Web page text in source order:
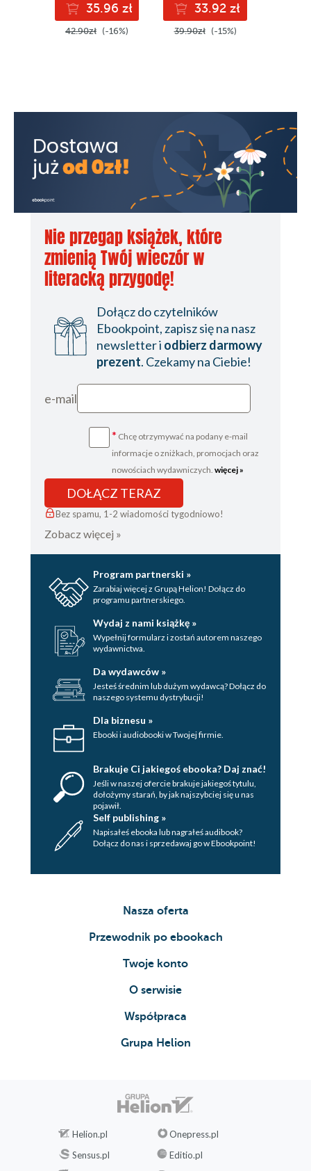
35.96 zł
42.90zł (-16%)
33.92 zł
39.90zł (-15%)
Nie przegap książek, które
zmienią Twój wieczór w
literacką przygodę!
Dołącz do czytelników
Ebookpoint, zapisz się na nasz
newsletter i odbierz darmowy
prezent. Czekamy na Ciebie!
e-mail
* Chcę otrzymywać na podany e-mail
informacje o zniżkach, promocjach oraz
nowościach wydawniczych. więcej »
DOŁĄCZ TERAZ
Bez spamu, 1-2 wiadomości tygodniowo!
Zobacz więcej »
Program partnerski »
Zarabiaj więcej z Grupą Helion! Dołącz do
programu partnerskiego.
Wydaj z nami książkę »
Wypełnij formularz i zostań autorem naszego
wydawnictwa.
Da wydawców »
Jesteś średnim lub dużym wydawcą? Dołącz do
naszego systemu dystrybucji!
Dla biznesu »
Ebooki i audiobooki w Twojej firmie.
Brakuje Ci jakiegoś ebooka? Daj znać!
Jeśli w naszej ofercie brakuje jakiegoś tytulu,
dołożymy starań, by jak najszybciej się u nas
pojawił.
Self publishing »
Napisałeś ebooka lub nagrałeś audibook?
Dołącz do nas i sprzedawaj go w Ebookpoint!
Nasza oferta
Przewodnik po ebookach
Twoje konto
O serwisie
Współpraca
Grupa Helion
Helion.pl
Onepress.pl
Sensus.pl
Editio.pl